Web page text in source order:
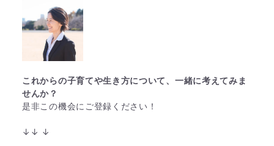
これからの子育てや生き方について、一緒に考えてみま
せんか？
是非この機会にご登録ください！
↓↓ ↓